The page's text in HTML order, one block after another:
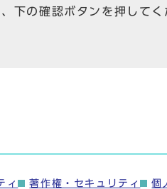
下の確認ボタンを押してく
ィ 著作権・セキュリティ 個